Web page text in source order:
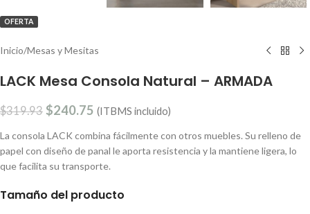
OFERTA
Inicio/Mesas y Mesitas
LACK Mesa Consola Natural – ARMADA
$319.93 $240.75 (ITBMS incluido)
La consola LACK combina fácilmente con otros muebles. Su relleno de
papel con diseño de panal le aporta resistencia y la mantiene ligera, lo
que facilita su transporte.
Tamaño del producto